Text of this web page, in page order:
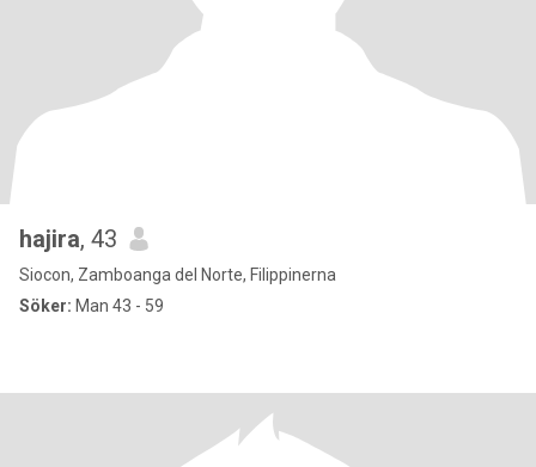
hajira, 43
Siocon, Zamboanga del Norte, Filippinerna
Söker: Man 43 - 59